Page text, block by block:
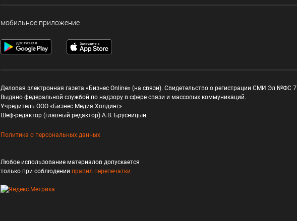
мобильное приложение
Деловая электронная газета «Бизнес Online» (на связи). Свидетельство о регистрации СМИ Эл №ФС
Выдано федеральной службой по надзору в сфере связи и массовых коммуникаций.
Учредитель ООО «Бизнес Медия Холдинг»
Шеф-редактор (главный редактор) А.В. Брусницын
Политика о персональных данных
Любое использование материалов допускается
только при соблюдении правил перепечатки